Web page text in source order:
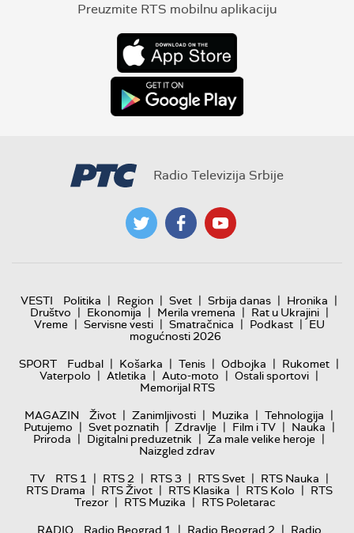
Preuzmite RTS mobilnu aplikaciju
Radio Televizija Srbije
VESTI Politika | Region | Svet | Srbija danas | Hronika |
Društvo | Ekonomija | Merila vremena | Rat u Ukrajini |
Vreme | Servisne vesti | Smatračnica | Podkast | EU
mogućnosti 2026
SPORT
Fudbal | Košarka | Tenis | Odbojka | Rukomet |
Vaterpolo | Atletika | Auto-moto | Ostali sportovi |
Memorijal RTS
MAGAZIN
Život | Zanimljivosti | Muzika | Tehnologija |
Putujemo | Svet poznatih | Zdravlje | Film i TV | Nauka |
Priroda | Digitalni preduzetnik | Za male velike heroje |
Naizgled zdrav
TV
RTS 1 | RTS 2 | RTS 3 | RTS Svet | RTS Nauka |
RTS Drama | RTS Život | RTS Klasika | RTS Kolo | RTS
Trezor | RTS Muzika | RTS Poletarac
RADIO
Radio Beograd 1 | Radio Beograd 2 | Radio